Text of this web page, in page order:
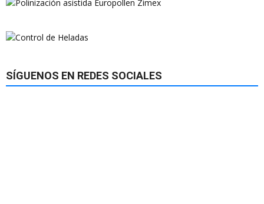
SÍGUENOS EN REDES SOCIALES